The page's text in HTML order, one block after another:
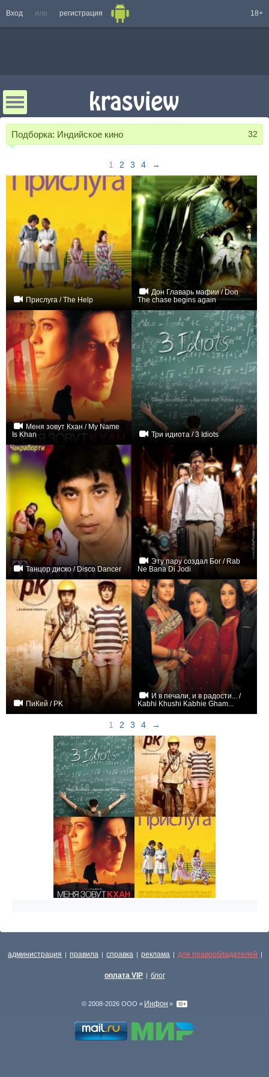
Вход или регистрация 18+
Подборка: Индийское кино 32
1 2 3 4 →
Прислуга / The Help
Дон Главарь мафии / Don
The chase begins again
Меня зовут Кхан / My Name
Is Khan
Три идиота / 3 Idiots
Танцор диско / Disco Dancer
Эту пару создал Бог / Rab
Ne Bana Di Jodi
ПиКей / PK
И в печали, и в радости... /
Kabhi Khushi Kabhie Gham...
1 2 3 4 →
администрация | правила | справка | реклама | для правообладателей |
оплата VIP | блог
© 2008-2026 ООО « Инфон »